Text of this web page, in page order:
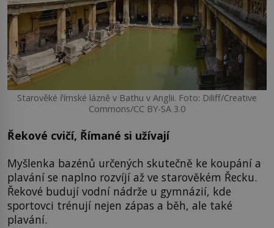
Starověké římské lázně v Bathu v Anglii. Foto: Diliff/Creative
Commons/CC BY-SA 3.0
Řekové cvičí, Římané si užívají
Myšlenka bazénů určených skutečně ke koupání a
plavání se naplno rozvíjí až ve starověkém Řecku.
Řekové budují vodní nádrže u gymnázií, kde
sportovci trénují nejen zápas a běh, ale také
plavání.